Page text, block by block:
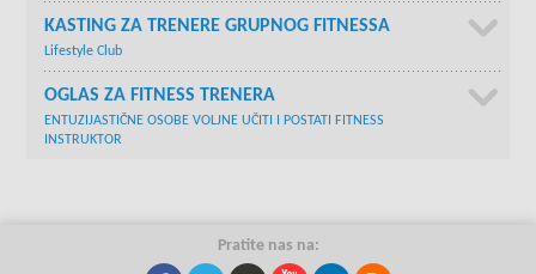
KASTING ZA TRENERE GRUPNOG FITNESSA
Lifestyle Club
OGLAS ZA FITNESS TRENERA
ENTUZIJASTIČNE OSOBE VOLJNE UČITI I POSTATI FITNESS
INSTRUKTOR
Pratite nas na: